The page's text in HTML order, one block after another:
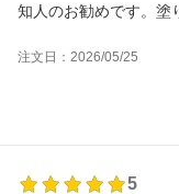
知人のお勧めです。塗
注文日：2026/05/25
5